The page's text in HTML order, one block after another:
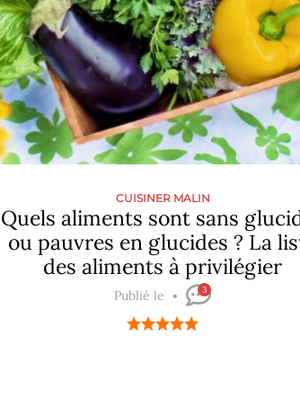
CUISINER MALIN
Quels aliments sont sans
ou pauvres en glucides ? La
des aliments à privilégier
Publié le 3